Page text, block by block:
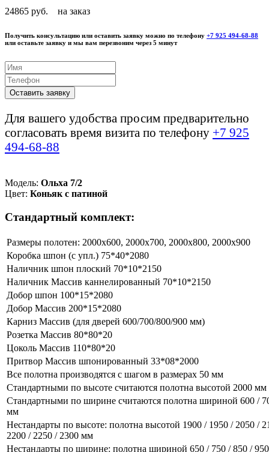
24865 руб. на заказ
Получить консультацию или оставить заявку можно по телефону +7 925 494-68-88
или оставьте заявку и мы вам перезвоним через 5 минут
Оставить заявку
Для вашего удобства просим предварительно
согласовать время визита по телефону +7 925
494-68-88
Модель: Ольха 7/2
Цвет: Коньяк с патиной
Стандартный комплект:
Размеры полотен: 2000x600, 2000x700, 2000x800, 2000x900
Коробка шпон (с упл.) 75*40*2080
Наличник шпон плоский 70*10*2150
Наличник Массив каннелированный 70*10*2150
Добор шпон 100*15*2080
Добор Массив 200*15*2080
Карниз Массив (для дверей 600/700/800/900 мм)
Розетка Массив 80*80*20
Цоколь Массив 110*80*20
Притвор Массив шпонированный 33*08*2000
Все полотна производятся с шагом в размерах 50 мм
Стандартными по высоте считаются полотна высотой 2000 мм
Стандартными по ширине считаются полотна шириной 600 /
мм
Нестандарты по высоте: полотна высотой 1900 / 1950 / 2050 /
2200 / 2250 / 2300 мм
Нестандарты по ширине: полотна шириной 650 / 750 / 850 /